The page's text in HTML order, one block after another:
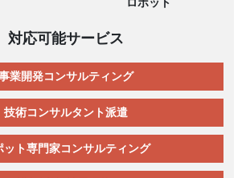
対応可能サービス
業開発コンサルティング
技術コンサルタント派遣
ット専門家コンサルティング